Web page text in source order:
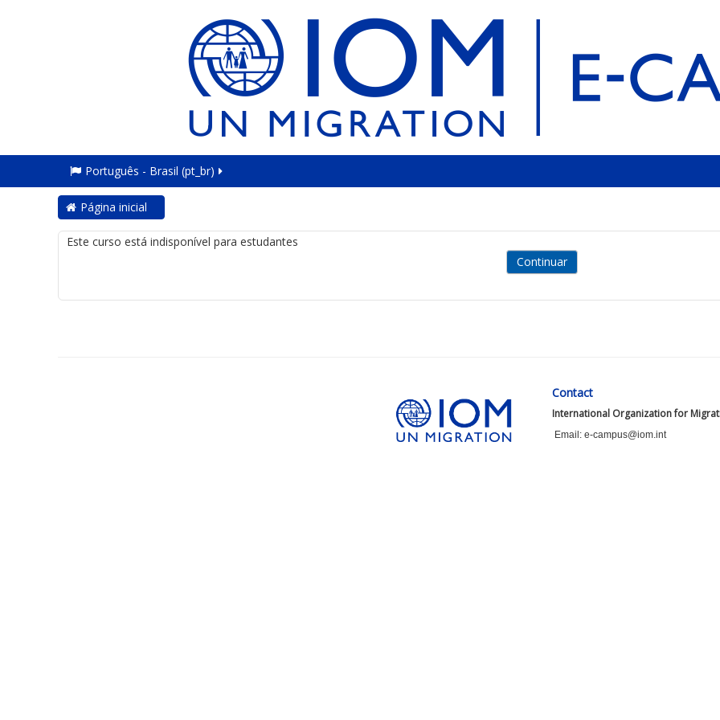
Português - Brasil ‎(pt_br)‎
Página inicial
Este curso está indisponível para estudantes
Contact
International Organization for
Email: e-campus@iom.int